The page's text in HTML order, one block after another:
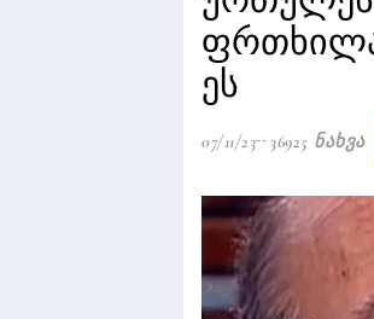
ეს
07/11/23 36925 Ნახვა